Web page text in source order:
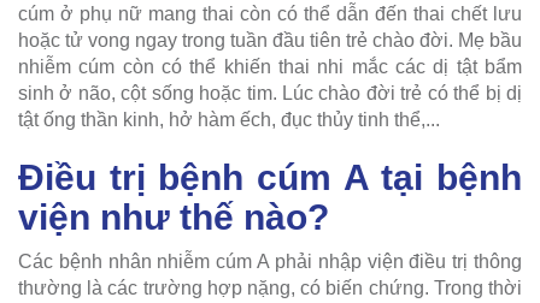
cúm ở phụ nữ mang thai còn có thể dẫn đến thai chết lưu
hoặc tử vong ngay trong tuần đầu tiên trẻ chào đời. Mẹ bầu
nhiễm cúm còn có thể khiến thai nhi mắc các dị tật bẩm
sinh ở não, cột sống hoặc tim. Lúc chào đời trẻ có thể bị dị
tật ống thần kinh, hở hàm ếch, đục thủy tinh thể,...
Điều trị bệnh cúm A tại bệnh
viện như thế nào?
Các bệnh nhân nhiễm cúm A phải nhập viện điều trị thông
thường là các trường hợp nặng, có biến chứng. Trong thời